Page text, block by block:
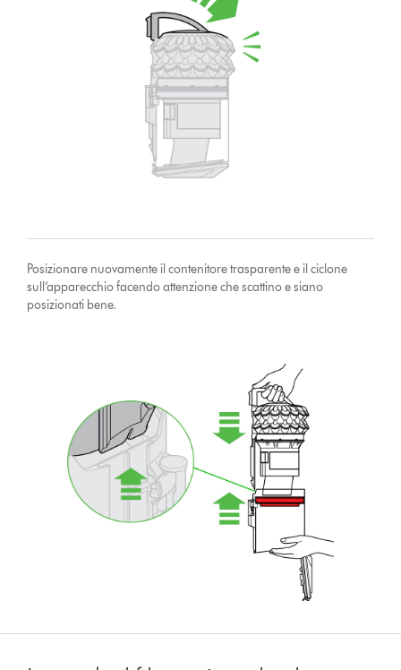
Posizionare nuovamente il contenitore trasparente e il ciclone
sull’apparecchio facendo attenzione che scattino e siano
posizionati bene.